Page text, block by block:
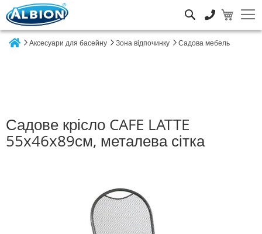
Аксесуари для басейну Зона відпочинку Садова мебель
Садове крісло CAFE LATTE
55x46x89см, металева сітка